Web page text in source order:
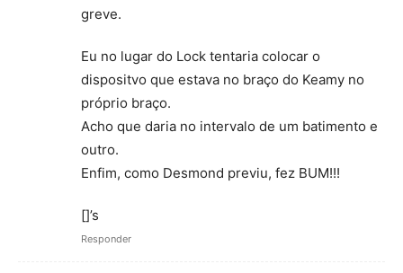
greve.
Eu no lugar do Lock tentaria colocar o
dispositvo que estava no braço do Keamy no
próprio braço.
Acho que daria no intervalo de um batimento e
outro.
Enfim, como Desmond previu, fez BUM!!!
[]’s
Responder